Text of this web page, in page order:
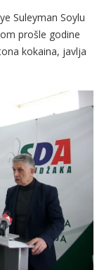
Suleyman Soylu
prošle godine
kokaina, javlja